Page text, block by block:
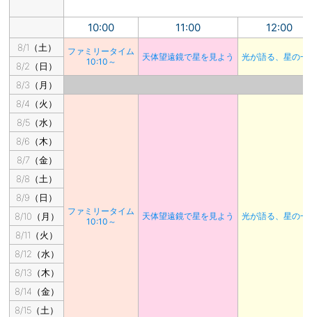
10:00 11:00 12:00
8/1（土）
ファミリータイム
10:10～
天体望遠鏡で星を見よう 光が語る、星の一
8/2（日）
8/3（月）
8/4（火）
ファミリータイム
10:10～
天体望遠鏡で星を見よう 光が語る、星の一
8/5（水）
8/6（木）
8/7（金）
8/8（土）
8/9（日）
8/10（月）
8/11（火）
8/12（水）
8/13（木）
8/14（金）
8/15（土）